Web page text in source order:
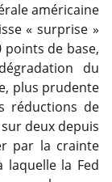
américaine
« surprise »
de base,
du
plus prudente
réductions de
deux depuis
par la crainte
laquelle la Fed